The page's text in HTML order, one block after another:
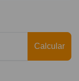
Calcular